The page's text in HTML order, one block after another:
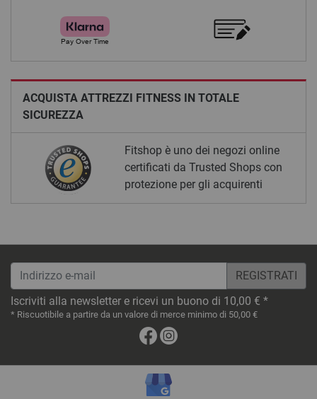
ACQUISTA ATTREZZI FITNESS IN TOTALE
SICUREZZA
Fitshop è uno dei negozi online
certificati da Trusted Shops con
protezione per gli acquirenti
Indirizzo e-mail
Iscriviti alla newsletter e ricevi un buono di 10,00 € *
* Riscuotibile a partire da un valore di merce minimo di 50,00 €
Facebook